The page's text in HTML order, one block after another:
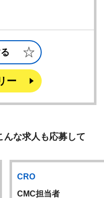
ー
んな求人も応募して
CRO
CMC担当者